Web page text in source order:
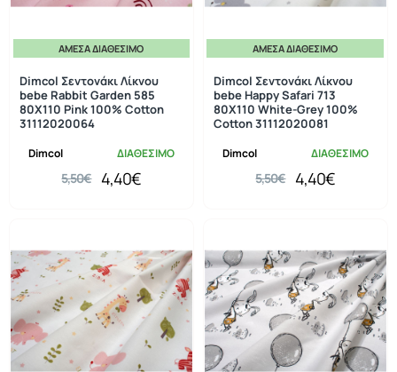
ΆΜΕΣΑ ΔΙΑΘΈΣΙΜΟ
Dimcol ΔΙΑΘΕΣΙΜΟ
Dimcol Σεντονάκι Λίκνου
bebe Rabbit Garden 585
80X110 Pink 100% Cotton
31112020064
4,40€
5,50€
ΆΜΕΣΑ ΔΙΑΘΈΣΙΜΟ
Dimcol ΔΙΑΘΕΣΙΜΟ
Dimcol Σεντονάκι Λίκνου
bebe Happy Safari 713
80X110 White-Grey 100%
Cotton 31112020081
4,40€
5,50€